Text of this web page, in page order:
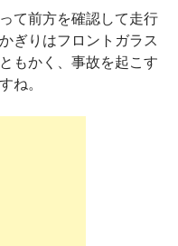
て前方を確認して走行
ぎりはフロントガラス
もかく、事故を起こす
ね。